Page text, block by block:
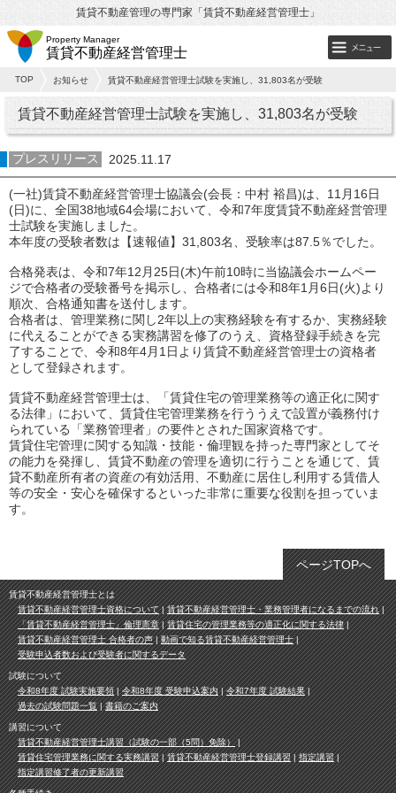
賃貸不動産管理の専門家「賃貸不動産経営管理士」
Property Manager
賃貸不動産経営管理士
TOP お知らせ 賃貸不動産経営管理士試験を実施し、31,803名が受験
賃貸不動産経営管理士試験を実施し、31,803名が受験
プレスリリース 2025.11.17
(一社)賃貸不動産経営管理士協議会(会長：中村 裕昌)は、11月16日
(日)に、全国38地域64会場において、令和7年度賃貸不動産経営管理
士試験を実施しました。
本年度の受験者数は【速報値】31,803名、受験率は87.5％でした。
合格発表は、令和7年12月25日(木)午前10時に当協議会ホームペー
ジで合格者の受験番号を掲示し、合格者には令和8年1月6日(火)より
順次、合格通知書を送付します。
合格者は、管理業務に関し2年以上の実務経験を有するか、実務経験
に代えることができる実務講習を修了のうえ、資格登録手続きを完
了することで、令和8年4月1日より賃貸不動産経営管理士の資格者
として登録されます。
賃貸不動産経営管理士は、「賃貸住宅の管理業務等の適正化に関す
る法律」において、賃貸住宅管理業務を行ううえで設置が義務付け
られている「業務管理者」の要件とされた国家資格です。
賃貸住宅管理に関する知識・技能・倫理観を持った専門家としてそ
の能力を発揮し、賃貸不動産の管理を適切に行うことを通じて、賃
貸不動産所有者の資産の有効活用、不動産に居住し利用する賃借人
等の安全・安心を確保するといった非常に重要な役割を担っていま
す。
ページTOPへ
賃貸不動産経営管理士とは
賃貸不動産経営管理士資格について
賃貸不動産経営管理士・業務管理者になるまでの流れ
「賃貸不動産経営管理士」倫理憲章
賃貸住宅の管理業務等の適正化に関する法律
賃貸不動産経営管理士 合格者の声
動画で知る賃貸不動産経営管理士
受験申込者数および受験者に関するデータ
試験について
令和8年度 試験実施要領
令和8年度 受験申込案内
令和7年度 試験結果
過去の試験問題一覧
書籍のご案内
講習について
賃貸不動産経営管理士講習（試験の一部（5問）免除）
賃貸住宅管理業務に関する実務講習
賃貸不動産経営管理士登録講習
指定講習
指定講習修了者の更新講習